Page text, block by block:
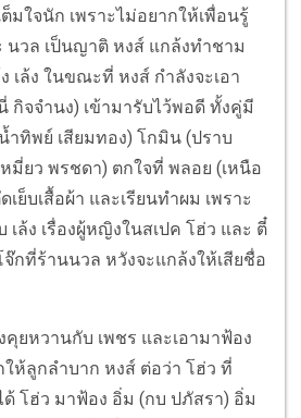
มใจนัก เพราะไม่อยากให้เพื่อนรู้
นวล เป็นญาติ หงส์ แกล้งทำชาม
เล้ง ในขณะที่ หงส์ กำลังจะเอา
กิจจำนง) เข้ามารับไว้พอดี ทั้งคู่มี
ำทิพย์ เสียมทอง) โกมิน (ปราบ
มี่ยว พรชดา) ตกใจที่ พลอย (เหนือ
ย็บเสื้อผ้า และเรียนทำผม เพราะ
ล้ง เรื่องผู้หญิงในสเปค โฮ่ว และ ตี๋
กที่ร้านนวล หวังจะแกล้งให้เสียชื่อ
คุยหวานกับ เพชร และเอามาฟ้อง
ห้ลูกลำบาก หงส์ ต่อว่า โฮ่ว ที่
ด้ โฮ่ว มาฟ้อง อิ่ม (กบ ปภัสรา) อิ่ม